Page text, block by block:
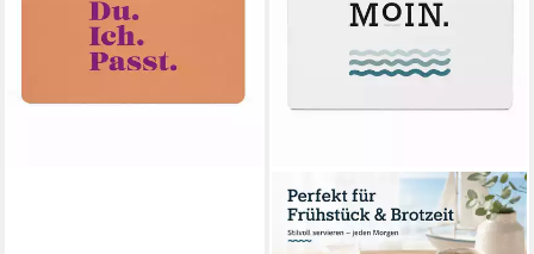
lieferbar - in 2-3 Werktagen bei dir